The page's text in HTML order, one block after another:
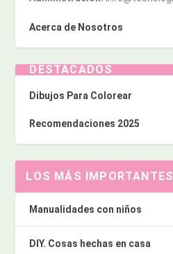
Acerca de Nosotros
DESTACADOS
Dibujos Para Colorear
Recomendaciones 2025
LOS MÁS IMPORTANTES
Manualidades con niños
DIY. Cosas hechas en casa